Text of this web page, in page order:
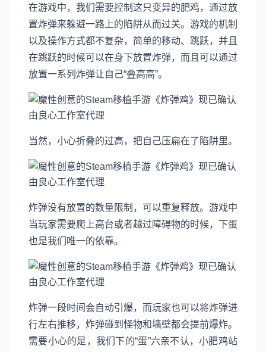
在游戏中，我们需要控制这只变异的肥鸡，通过放
置炸弹来躲避一路上的陷阱从而过关。游戏的机制
以及操作方式都不复杂，简单的移动、跳跃，并且
在跳跃的时候可以在身下放置炸弹，而且可以通过
放置一系列炸弹让自己“叠高高”。
当然，小心折叠的过高，把自己压扁在了陷阱里。
炸弹没有放置的数量限制，可以重复释放。游戏中
当玩家需要爬上高台或者越过障碍物的时候，下蛋
也是我们唯一的依靠。
炸弹一段时间会自动引爆，而玩家也可以将炸弹进
行左右推移，炸弹碰到怪物和墙壁都会提前爆炸。
需要小心的是，我们下的“蛋”六亲不认，小肥鸡站